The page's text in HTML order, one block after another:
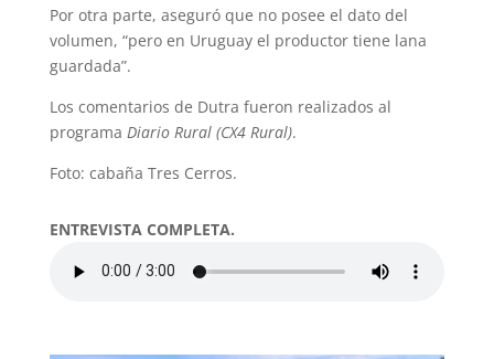
Por otra parte, aseguró que no posee el dato del
volumen, “pero en Uruguay el productor tiene lana
guardada”.
Los comentarios de Dutra fueron realizados al
programa Diario Rural (CX4 Rural).
Foto: cabaña Tres Cerros.
ENTREVISTA COMPLETA.